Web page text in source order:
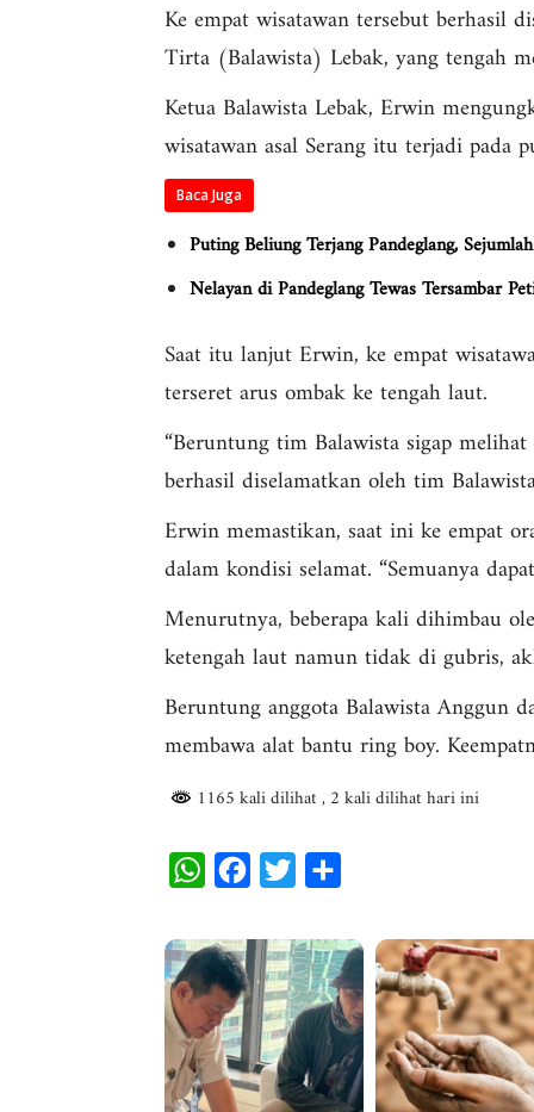
Ke empat wisatawan tersebut berhasil
Tirta (Balawista) Lebak, yang tengah
Ketua Balawista Lebak, Erwin
wisatawan asal Serang itu terjadi pada
Baca Juga
Puting Beliung Terjang Pandeglang,
Nelayan di Pandeglang Tewas Tersambar
Saat itu lanjut Erwin, ke empat
terseret arus ombak ke tengah laut.
“Beruntung tim Balawista sigap
berhasil diselamatkan oleh tim
Erwin memastikan, saat ini ke empat
dalam kondisi selamat. “Semuanya
Menurutnya, beberapa kali dihimbau
ketengah laut namun tidak di gubris,
Beruntung anggota Balawista Anggun
membawa alat bantu ring boy.
1165 kali dilihat, 2 kali dilihat hari ini
W
a
t
s
A
p
c
e
b
o
o
i
t
t
e
r
a
r
e